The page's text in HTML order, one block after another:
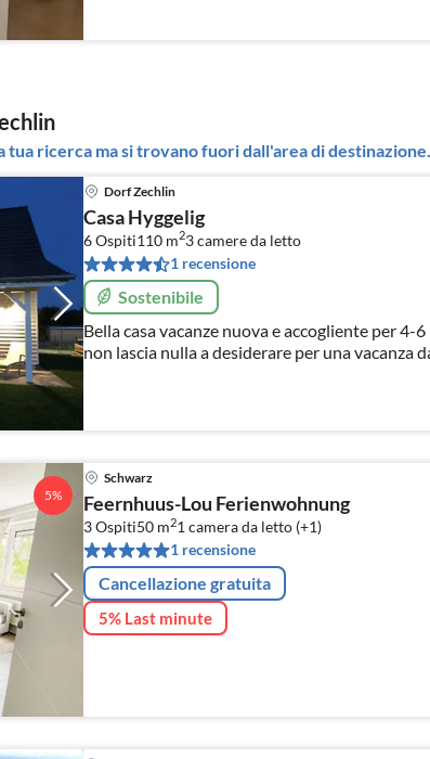
ricerca ma si trovano fuori dall'area di destinazione.
Dorf Zechlin
Casa Hyggelig
6 Ospiti110 m23camere da letto
1 recensione
Sostenibile
Bella casa vacanze nuova e accogliente per 4-
non lascia nulla a desiderare per una vacanza
5%
Schwarz
Feernhuus-Lou Ferienwohnung
3 Ospiti50 m21 camera da letto (+1)
1 recensione
Cancellazione gratuita
5% Last minute